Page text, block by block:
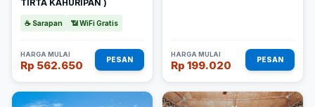
TIRTA KAHURIPAN )
☕ Sarapan 📶 WiFi Gratis
HARGA MULAI
Rp 562.650 PESAN
HARGA MULAI
Rp 199.020 PESAN